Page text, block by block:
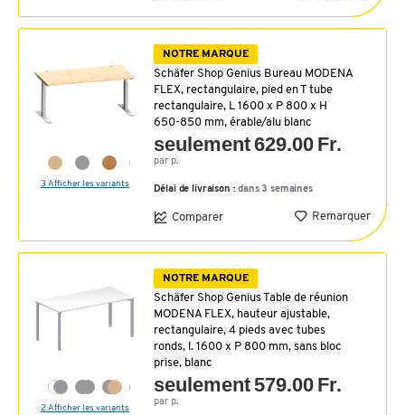
3 Afficher les variants
NOTRE MARQUE
Schäfer Shop Genius Bureau MODENA
FLEX, rectangulaire, pied en T tube
rectangulaire, L 1600 x P 800 x H
650-850 mm, érable/alu blanc
seulement 629.00 Fr.
par p.
Délai de livraison :dans 3 semaines
Comparer Remarquer
2 Afficher les variants
NOTRE MARQUE
Schäfer Shop Genius Table de réunion
MODENA FLEX, hauteur ajustable,
rectangulaire, 4 pieds avec tubes
ronds, l. 1600 x P 800 mm, sans bloc
prise, blanc
seulement 579.00 Fr.
par p.